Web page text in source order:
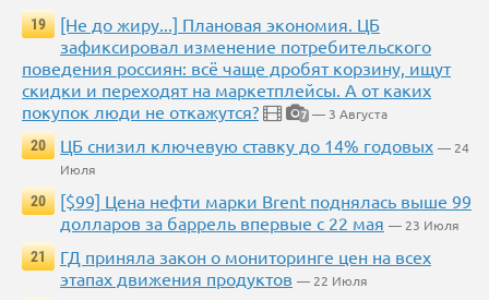
19
[Не до жиру...] Плановая экономия. ЦБ
зафиксировал изменение потребительского
поведения россиян: всё чаще дробят корзину, ищут
скидки и переходят на маркетплейсы. А от каких
покупок люди не откажутся?
7 — 3 Августа
20
ЦБ снизил ключевую ставку до 14% годовых — 24
Июля
20
[$99] Цена нефти марки Brent поднялась выше 99
долларов за баррель впервые с 22 мая — 23 Июля
21
ГД приняла закон о мониторинге цен на всех
этапах движения продуктов — 22 Июля